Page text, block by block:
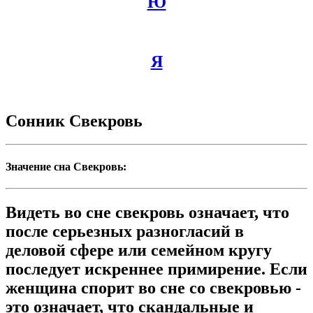
Я
Сонник Свекровь
Значение сна Свекровь:
Видеть во сне свекровь означает, что
после серьезных разногласий в
деловой сфере или семейном кругу
последует искреннее примирение. Если
женщина спорит во сне со свекровью -
это означает, что скандальные и